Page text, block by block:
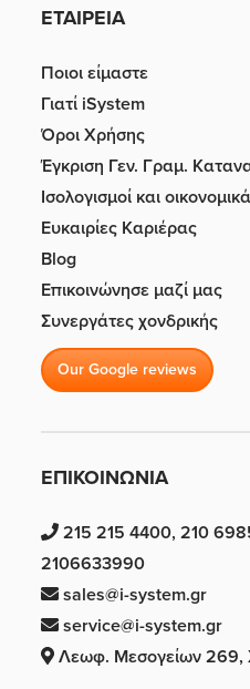
ΕΤΑΙΡΕΙΑ
Ποιοι είμαστε
Γιατί iSystem
Όροι Χρήσης
Έγκριση Γεν. Γραμ.
Ισολογισμοί και
Ευκαιρίες Καριέρας
Blog
Επικοινώνησε μαζί μας
Συνεργάτες χονδρικής
Our Google reviews
ΕΠΙΚΟΙΝΩΝΙΑ
215 215 4400, 210
2106633990
sales@i-system.gr
service@i-system.gr
Λεωφ. Μεσογείων 269,